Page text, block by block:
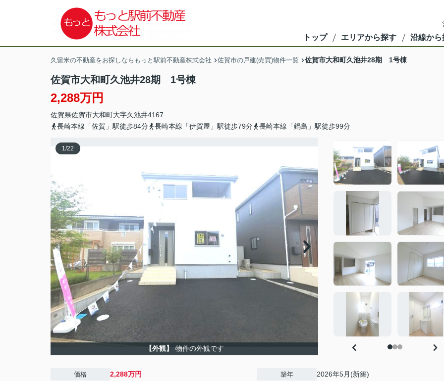
トップ エリアから探す 沿線から
久留米の不動産をお探しならもっと駅前不動産株式会社 佐賀市の戸建(売買)物件一覧 佐賀市大和町久池井28期 1号棟
佐賀市大和町久池井28期 1号棟
2,288万円
佐賀県佐賀市大和町大字久池井4167
長崎本線「佐賀」駅徒歩84分
長崎本線「伊賀屋」駅徒歩79分 長崎本線「鍋島」駅徒歩99分
1/22
【外観】 物件の外観です
価格 2,288万円 築年 2026年5月(新築)